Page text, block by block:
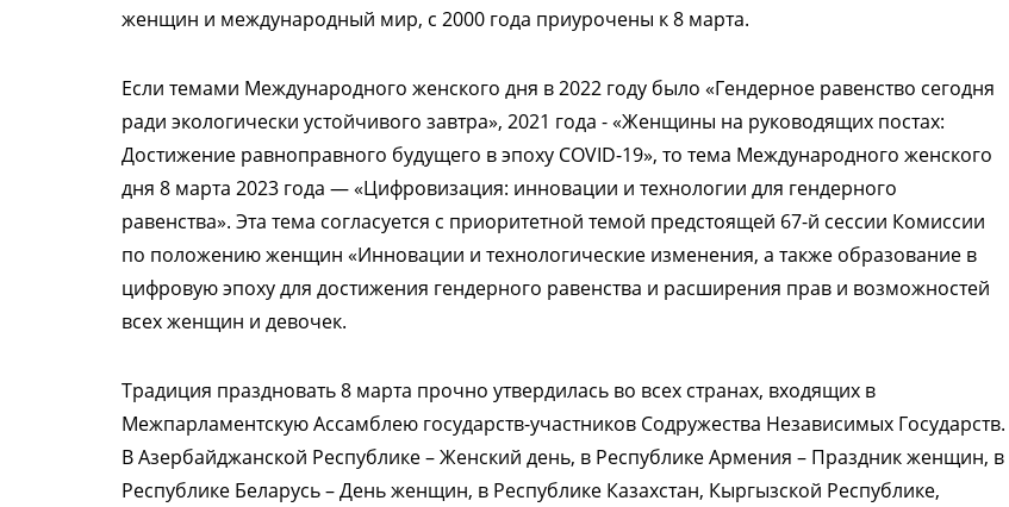
женщин и международный мир, с 2000 года приурочены к 8 марта.
Если темами Международного женского дня в 2022 году было «Гендерное равенство сегодня
ради экологически устойчивого завтра», 2021 года - «Женщины на руководящих постах:
Достижение равноправного будущего в эпоху COVID-19», то тема Международного женского
дня 8 марта 2023 года — «Цифровизация: инновации и технологии для гендерного
равенства». Эта тема согласуется с приоритетной темой предстоящей 67-й сессии Комиссии
по положению женщин «Инновации и технологические изменения, а также образование в
цифровую эпоху для достижения гендерного равенства и расширения прав и возможностей
всех женщин и девочек.
Традиция праздновать 8 марта прочно утвердилась во всех странах, входящих в
Межпарламентскую Ассамблею государств-участников Содружества Независимых Государств.
В Азербайджанской Республике – Женский день, в Республике Армения – Праздник женщин, в
Республике Беларусь – День женщин, в Республике Казахстан, Кыргызской Республике,